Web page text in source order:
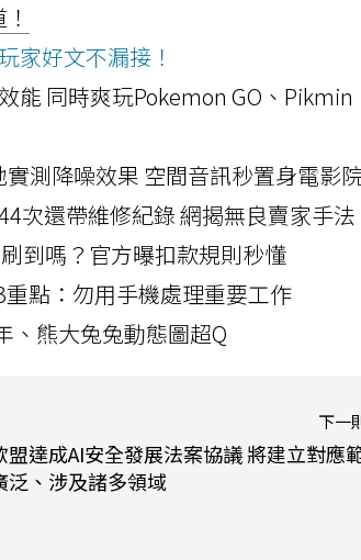
家好文不漏接！
能 同時爽玩Pokemon GO、Pikmin
實測降噪效果 空間音訊秒置身電影
次還帶維修紀錄 網揭無良賣家手法
到嗎？官方曝扣款規則秒懂
點：勿用手機處理重要工作
、熊大兔兔動態圖超Q
下一
盟達成AI安全發展法案協議 將建立對應
泛、涉及諸多領域